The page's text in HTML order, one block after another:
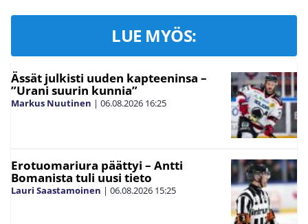
LUE MYÖS:
Ässät julkisti uuden kapteeninsa –
”Urani suurin kunnia”
Markus Nuutinen | 06.08.2026 16:25
Erotuomariura päättyi – Antti
Bomanista tuli uusi tieto
Lauri Saastamoinen | 06.08.2026 15:25